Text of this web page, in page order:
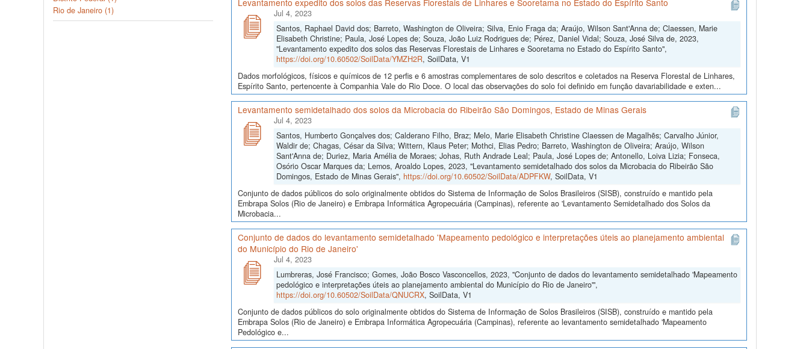
Rio de Janeiro (1)
Levantamento expedito dos solos das Reservas Florestais de Linhares e Sooretama no Estado do Espírito Santo
Jul 4, 2023
Santos, Raphael David dos; Barreto, Washington de Oliveira; Silva, Enio Fraga da; Araújo, Wilson Sant'Anna de; Claessen, Marie
Elisabeth Christine; Paula, José Lopes de; Souza, João Luiz Rodrigues de; Pérez, Daniel Vidal; Souza, José Silva de, 2023,
"Levantamento expedito dos solos das Reservas Florestais de Linhares e Sooretama no Estado do Espírito Santo",
https://doi.org/10.60502/SoilData/YMZH2R, SoilData, V1
Dados morfológicos, físicos e químicos de 12 perfis e 6 amostras complementares de solo descritos e coletados na Reserva Florestal de Linhares,
Espírito Santo, pertencente à Companhia Vale do Rio Doce. O local das observações do solo foi definido em função davariabilidade e exten...
Levantamento semidetalhado dos solos da Microbacia do Ribeirão São Domingos, Estado de Minas Gerais
Jul 4, 2023
Santos, Humberto Gonçalves dos; Calderano Filho, Braz; Melo, Marie Elisabeth Christine Claessen de Magalhẽs; Carvalho Júnior,
Waldir de; Chagas, César da Silva; Wittern, Klaus Peter; Mothci, Elias Pedro; Barreto, Washington de Oliveira; Araújo, Wilson
Sant'Anna de; Duriez, Maria Amélia de Moraes; Johas, Ruth Andrade Leal; Paula, José Lopes de; Antonello, Loiva Lizia; Fonseca,
Osório Oscar Marques da; Lemos, Aroaldo Lopes, 2023, "Levantamento semidetalhado dos solos da Microbacia do Ribeirão São
Domingos, Estado de Minas Gerais", https://doi.org/10.60502/SoilData/ADPFKW, SoilData, V1
Conjunto de dados públicos do solo originalmente obtidos do Sistema de Informação de Solos Brasileiros (SISB), construído e mantido pela
Embrapa Solos (Rio de Janeiro) e Embrapa Informática Agropecuária (Campinas), referente ao 'Levantamento Semidetalhado dos Solos da
Microbacia...
Conjunto de dados do levantamento semidetalhado 'Mapeamento pedológico e interpretações úteis ao planejamento ambiental
do Município do Rio de Janeiro'
Jul 4, 2023
Lumbreras, José Francisco; Gomes, João Bosco Vasconcellos, 2023, "Conjunto de dados do levantamento semidetalhado 'Mapeamento
pedológico e interpretações úteis ao planejamento ambiental do Município do Rio de Janeiro'",
https://doi.org/10.60502/SoilData/QNUCRX, SoilData, V1
Conjunto de dados públicos do solo originalmente obtidos do Sistema de Informação de Solos Brasileiros (SISB), construído e mantido pela
Embrapa Solos (Rio de Janeiro) e Embrapa Informática Agropecuária (Campinas), referente ao levantamento semidetalhado 'Mapeamento
Pedológico e...